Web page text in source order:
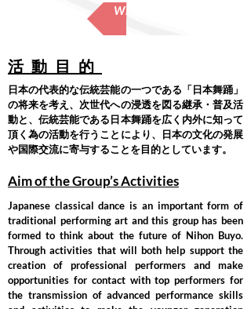
What is Nihon Buyo?
活動目的
日本の代表的な伝統芸能の一つである「日本舞踊」
の将来を考え、次世代への浸透を図る継承・普及活
動と、伝統芸能である日本舞踊を広く内外に知って
頂く為の活動を行うことにより、日本の文化の発展
や国際交流に寄与することを目的としています。
Aim of the Group’s Activities
Japanese classical dance is an important form of
traditional performing art and this group has been
formed to think about the future of Nihon Buyo.
Through activities that will both help support the
creation of professional performers and make
opportunities for contact with top performers for
the transmission of advanced performance skills